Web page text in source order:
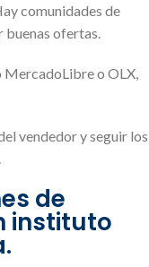
comunidades de
ofertas.
MercadoLibre o OLX,
vendedor y seguir los
de
instituto